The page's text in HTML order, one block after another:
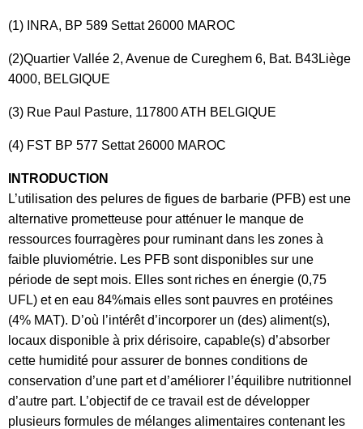
(1) INRA, BP 589 Settat 26000 MAROC
(2)Quartier Vallée 2, Avenue de Cureghem 6, Bat. B43Liège
4000, BELGIQUE
(3) Rue Paul Pasture, 117800 ATH BELGIQUE
(4) FST BP 577 Settat 26000 MAROC
INTRODUCTION
L’utilisation des pelures de figues de barbarie (PFB) est une
alternative prometteuse pour atténuer le manque de
ressources fourragères pour ruminant dans les zones à
faible pluviométrie. Les PFB sont disponibles sur une
période de sept mois. Elles sont riches en énergie (0,75
UFL) et en eau 84%mais elles sont pauvres en protéines
(4% MAT). D’où l’intérêt d’incorporer un (des) aliment(s),
locaux disponible à prix dérisoire, capable(s) d’absorber
cette humidité pour assurer de bonnes conditions de
conservation d’une part et d’améliorer l’équilibre nutritionnel
d’autre part. L’objectif de ce travail est de développer
plusieurs formules de mélanges alimentaires contenant les